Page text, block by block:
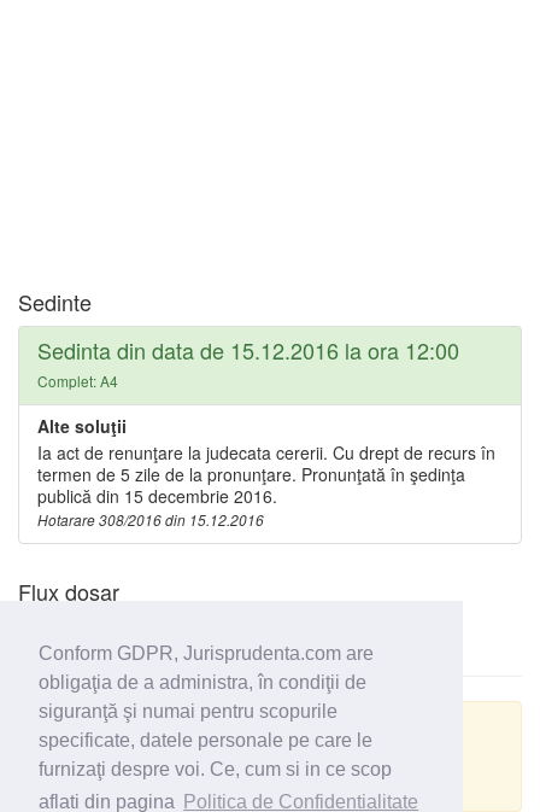
Conform GDPR, Jurisprudenta.com are
obligaţia de a administra, în condiţii de
siguranţă şi numai pentru scopurile
specificate, datele personale pe care le
furnizaţi despre voi. Ce, cum si in ce scop
aflati din pagina
Politica de Confidentialitate
Sedinte
Sedinta din data de 15.12.2016 la ora 12:00
Complet: A4
Alte soluţii
Ia act de renunţare la judecata cererii. Cu drept de recurs în
termen de 5 zile de la pronunţare. Pronunţată în şedinţa
publică din 15 decembrie 2016.
Hotarare 308/2016 din 15.12.2016
Flux dosar
Actualizare GRPD
Despre datele personale din acest dosar